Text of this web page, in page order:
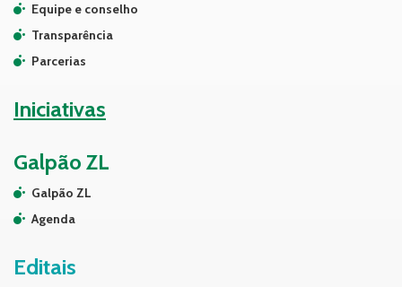
Equipe e conselho
Transparência
Parcerias
Iniciativas
Galpão ZL
Galpão ZL
Agenda
Editais